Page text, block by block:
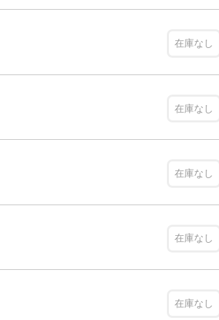
在庫なし
在庫なし
在庫なし
在庫なし
在庫なし